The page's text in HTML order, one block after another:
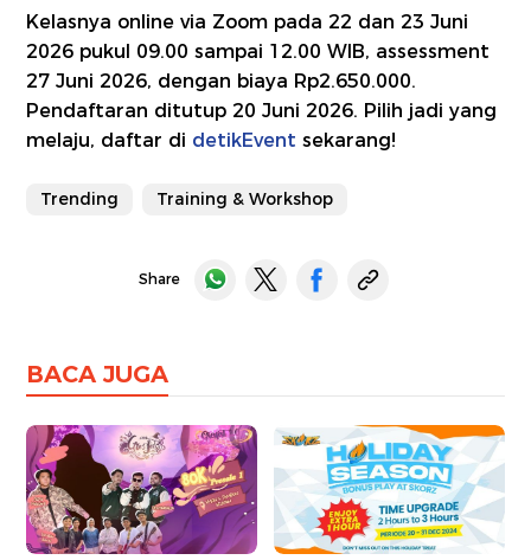
Kelasnya online via Zoom pada 22 dan 23 Juni
2026 pukul 09.00 sampai 12.00 WIB, assessment
27 Juni 2026, dengan biaya Rp2.650.000.
Pendaftaran ditutup 20 Juni 2026. Pilih jadi yang
melaju, daftar di detikEventsekarang!
Trending Training & Workshop
Share
BACA JUGA